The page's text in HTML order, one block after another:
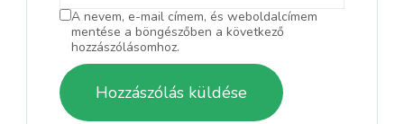
A nevem, e-mail címem, és weboldalcímem
mentése a böngészőben a következő
hozzászólásomhoz.